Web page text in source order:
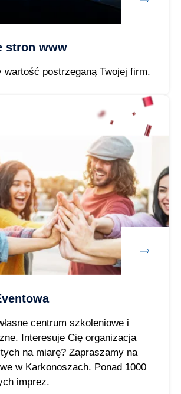
stron www
wartość postrzeganą Twojej firm.
centrum szkoleniowe i
Interesuje Cię organizacja
na miarę? Zapraszamy na
w Karkonoszach. Ponad 1000
imprez.